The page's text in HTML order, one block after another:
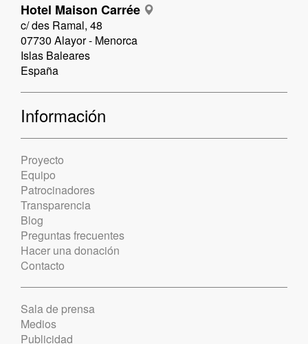
Hotel Maison Carrée
c/ des Ramal, 48
07730 Alayor - Menorca
Islas Baleares
España
Información
Proyecto
Equipo
Patrocinadores
Transparencia
Blog
Preguntas frecuentes
Hacer una donación
Contacto
Sala de prensa
Medios
Publicidad